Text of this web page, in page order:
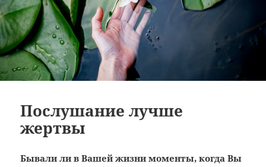
Послушание лучше
жертвы
Бывали ли в Вашей жизни моменты, когда Вы